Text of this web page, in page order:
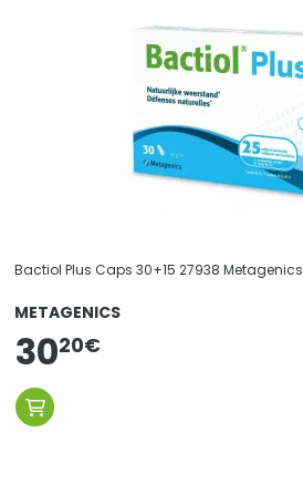
Bactiol Plus Caps 30+15 27938 Metagenics
METAGENICS
3020€